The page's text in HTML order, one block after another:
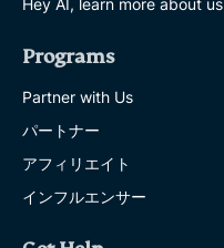
Programs
Partner with Us
パートナー
アフィリエイト
インフルエンサー